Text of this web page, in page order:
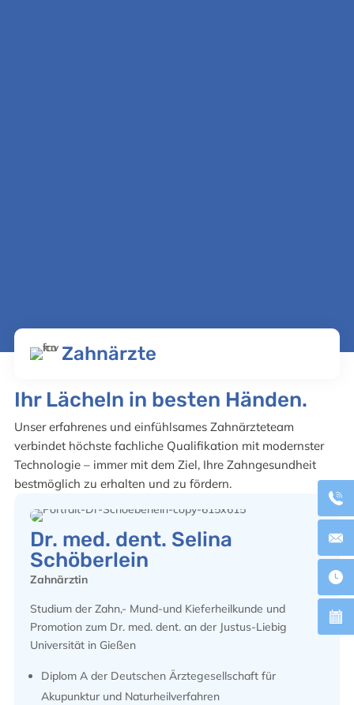
Zahnärzte
Ihr Lächeln in besten Händen.
Unser erfahrenes und einfühlsames Zahnärzteteam
verbindet höchste fachliche Qualifikation mit modernster
Technologie – immer mit dem Ziel, Ihre Zahngesundheit
bestmöglich zu erhalten und zu fördern.
Dr. med. dent. Selina
Schöberlein
Zahnärztin
Studium der Zahn,- Mund-und Kieferheilkunde und
Promotion zum Dr. med. dent. an der Justus-Liebig
Universität in Gießen
Diplom A der Deutschen Ärztegesellschaft für
Akupunktur und Naturheilverfahren